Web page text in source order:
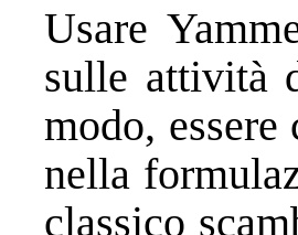
Usare
sulle attività
modo,
nella
classico